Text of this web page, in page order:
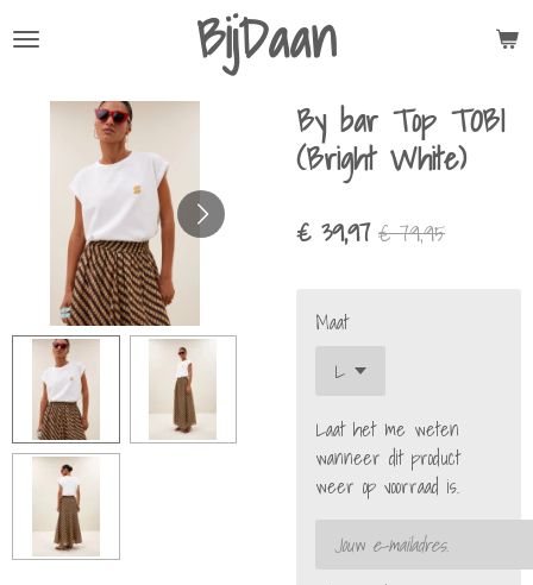
direct
hoofdinhoud
BijDaan
By bar Top TOBI
(Bright White)
€ 39,97 € 79,95
Maat
Laat het me weten
wanneer dit product
weer op voorraad is.